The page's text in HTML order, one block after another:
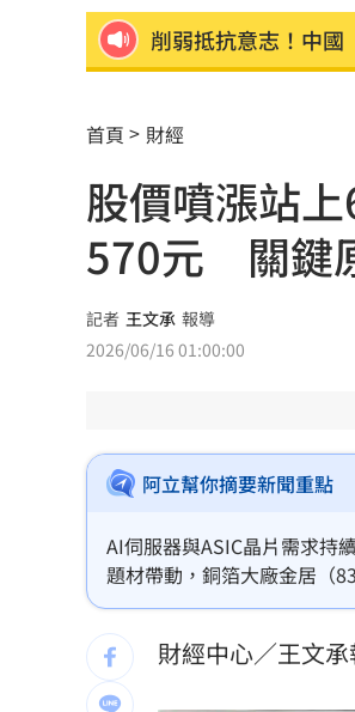
禾浩辰受極刑逼供
48歲男星直播突亮
酒駕4次全罰錢了事
國巨、華新科同步走
防空演習「手機變慢
白海豚強風恐吹翻卡
AI記憶體發威！ 施
鄭明典：「1現象」
咳一下就漏尿？醫揭
真相只有一個！劍湖
苦茶油波及 永豐餘
首頁 財經
股價噴漲站
570元 關鍵
記者 王文承 報導
2026/06/16 01:00:00
阿立幫你摘要新聞重點
AI伺服器與ASIC晶片需求持
題材帶動，銅箔大廠金居（
前反映高階銅箔成長利多，
降至570元，低於目前股價水
財經中心／王文